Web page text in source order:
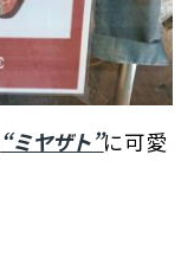
“ミヤザト”に可愛